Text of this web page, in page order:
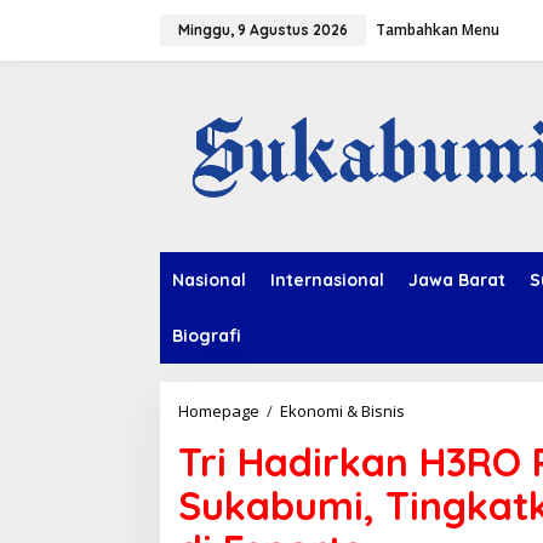
Minggu, 9 Agustus 2026 Tambahkan Menu
Nasional Internasional Jawa Barat
Biografi
Homepage / Ekonomi & Bisnis
i
H
a
d
Tri Hadirkan H3RO
Sukabumi,